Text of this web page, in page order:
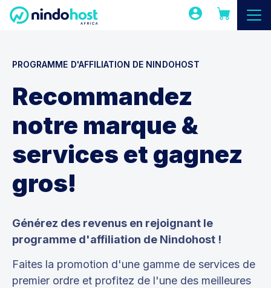
PROGRAMME D'AFFILIATION DE NINDOHOST
Recommandez
notre marque &
services et gagnez
gros!
Générez des revenus en rejoignant le
programme d'affiliation de Nindohost !
Faites la promotion d'une gamme de services de
premier ordre et profitez de l'une des meilleures